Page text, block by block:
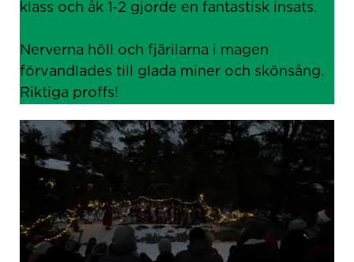
klass och åk 1-2 gjorde en fantastisk insats.
Nerverna höll och fjärilarna i magen
förvandlades till glada miner och skönsång.
Riktiga proffs!